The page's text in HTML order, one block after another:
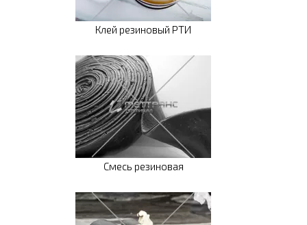
Клей резиновый РТИ
Смесь резиновая